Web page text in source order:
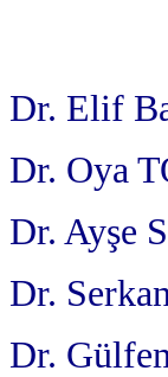
Dr. Elif
Dr. Oya
Dr. Ayşe
Dr.
Dr.